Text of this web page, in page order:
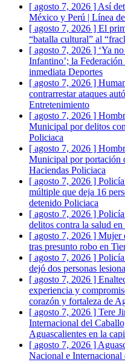
[ agosto 7, 2026 ] Así
México y Perú | Línea
[ agosto 7, 2026 ] El
“batalla cultural” al
[ agosto 7, 2026 ] ‘Ya
Infantino’; la
inmediata Deportes
[ agosto 7, 2026 ]
contrarrestar ataques
Entretenimiento
[ agosto 7, 2026 ]
Municipal por delitos
Policiaca
[ agosto 7, 2026 ]
Municipal por portación
Haciendas Policiaca
[ agosto 7, 2026 ]
múltiple que deja 16
detenido Policiaca
[ agosto 7, 2026 ]
delitos contra la salud
[ agosto 7, 2026 ] Mujer
tras presunto robo en
[ agosto 7, 2026 ]
dejó dos personas
[ agosto 7, 2026 ]
experiencia y
corazón y fortaleza de
[ agosto 7, 2026 ] Tere
Internacional del
Aguascalientes en la
[ agosto 7, 2026 ]
Nacional e Internacional